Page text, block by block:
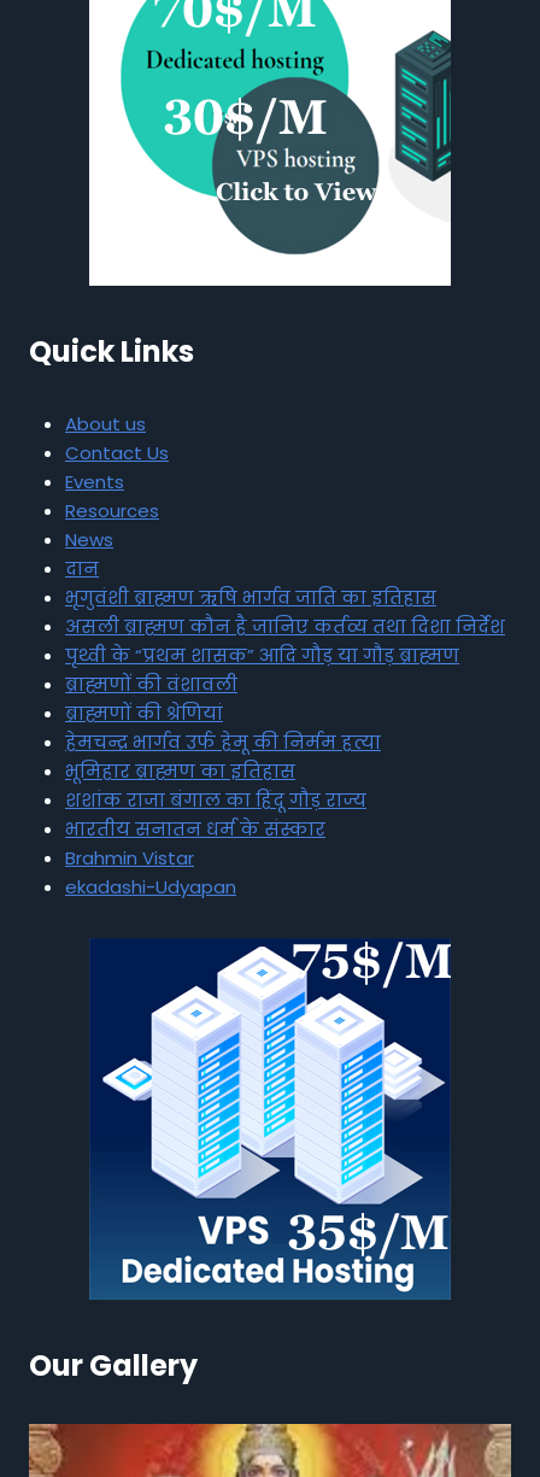
Quick Links
About us
Contact Us
Events
Resources
News
दान
भृगुवंशी ब्राह्मण ऋषि भार्गव जाति का इतिहास
असली ब्राह्मण कौन है जानिए कर्तव्य तथा दिशा निर्देश
पृथ्वी के “प्रथम शासक” आदि गौड़ या गौड़ ब्राह्मण
ब्राह्मणों की वंशावली
ब्राह्मणों की श्रेणियां
हेमचन्द्र भार्गव उर्फ हेमू की निर्मम हत्या
भूमिहार ब्राह्मण का इतिहास
शशांक राजा बंगाल का हिंदू गौड़ राज्य
भारतीय सनातन धर्म के संस्कार
Brahmin Vistar
ekadashi-Udyapan
Our Gallery